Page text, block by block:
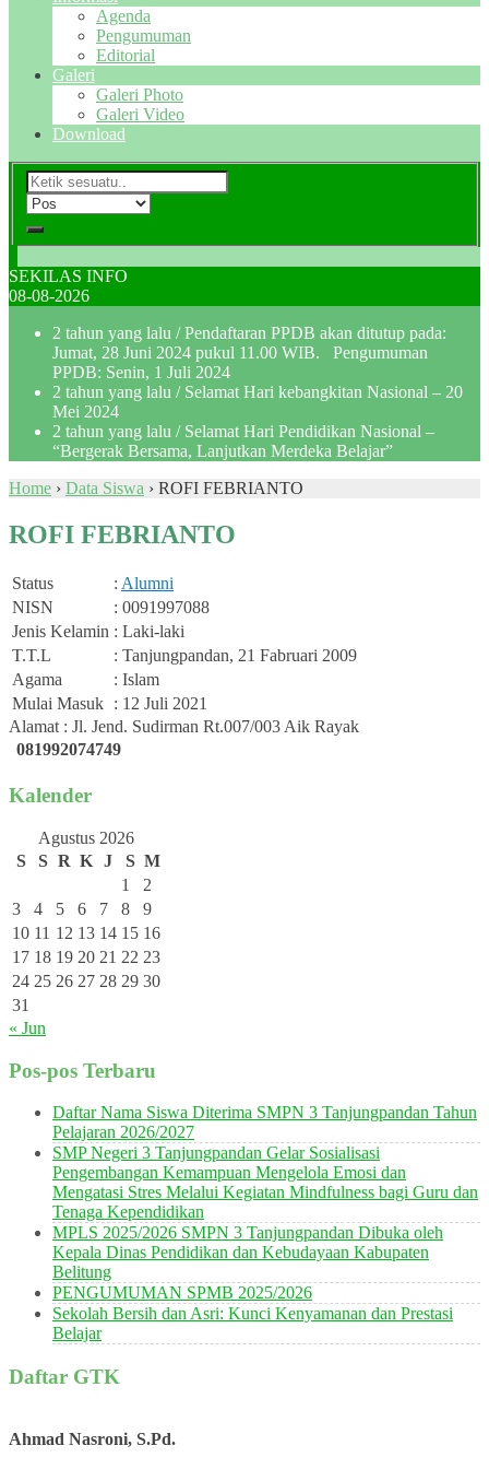
Agenda
Pengumuman
Editorial
Galeri
Galeri Photo
Galeri Video
Download
SEKILAS INFO
08-08-2026
2 tahun yang lalu / Pendaftaran PPDB akan ditutup pada:
Jumat, 28 Juni 2024 pukul 11.00 WIB. Pengumuman
PPDB: Senin, 1 Juli 2024
2 tahun yang lalu / Selamat Hari kebangkitan Nasional – 20
Mei 2024
2 tahun yang lalu / Selamat Hari Pendidikan Nasional –
“Bergerak Bersama, Lanjutkan Merdeka Belajar”
Home › Data Siswa › ROFI FEBRIANTO
ROFI FEBRIANTO
Status : Alumni
NISN
: 0091997088
Jenis Kelamin : Laki-laki
T.T.L
: Tanjungpandan, 21 Fabruari 2009
Agama
: Islam
Mulai Masuk : 12 Juli 2021
Alamat : Jl. Jend. Sudirman Rt.007/003 Aik Rayak
081992074749
Kalender
Agustus 2026
S
S R K J S M
1
2
3
4 5 6 7 8
9
10 11 12 13 14 15 16
17 18 19 20 21 22 23
24 25 26 27 28 29 30
31
« Jun
Pos-pos Terbaru
Daftar Nama Siswa Diterima SMPN 3 Tanjungpandan Tahun
Pelajaran 2026/2027
SMP Negeri 3 Tanjungpandan Gelar Sosialisasi
Pengembangan Kemampuan Mengelola Emosi dan
Mengatasi Stres Melalui Kegiatan Mindfulness bagi Guru dan
Tenaga Kependidikan
MPLS 2025/2026 SMPN 3 Tanjungpandan Dibuka oleh
Kepala Dinas Pendidikan dan Kebudayaan Kabupaten
Belitung
PENGUMUMAN SPMB 2025/2026
Sekolah Bersih dan Asri: Kunci Kenyamanan dan Prestasi
Belajar
Daftar GTK
Ahmad Nasroni, S.Pd.